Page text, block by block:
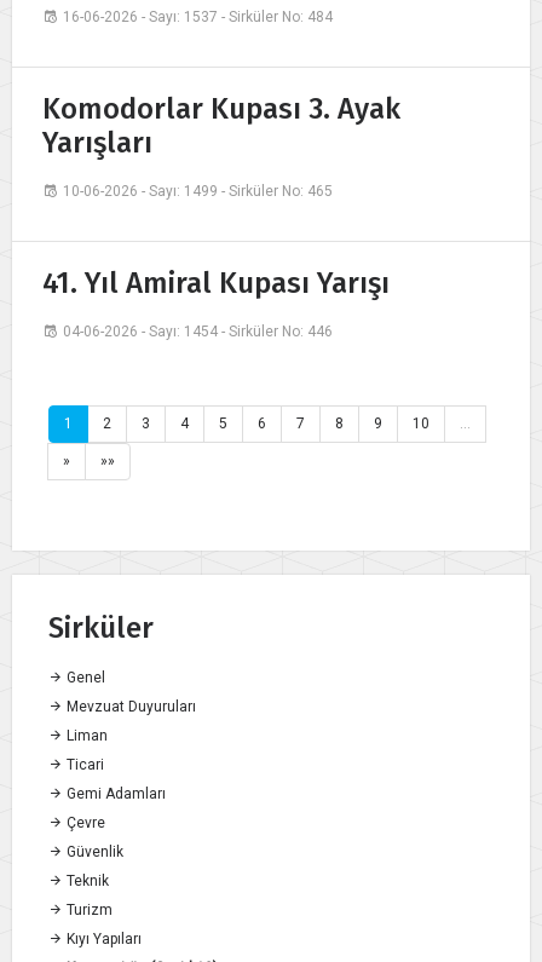
16-06-2026 - Sayı: 1537 - Sirküler No: 484
Komodorlar Kupası 3. Ayak
Yarışları
10-06-2026 - Sayı: 1499 - Sirküler No: 465
41. Yıl Amiral Kupası Yarışı
04-06-2026 - Sayı: 1454 - Sirküler No: 446
1 2 3 4 5 6 7 8 9 10 …
» »»
Sirküler
Genel
Mevzuat Duyuruları
Liman
Ticari
Gemi Adamları
Çevre
Güvenlik
Teknik
Turizm
Kıyı Yapıları